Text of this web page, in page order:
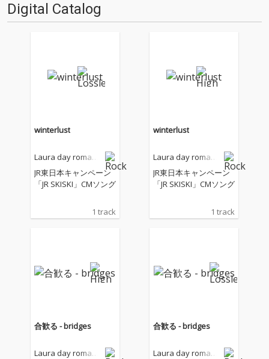
Digital Catalog
winterlust
Laura day romanc
JR東日本キャンペーン
「JR SKISKI」CMソング
1 track
winterlust
Laura day romanc
JR東日本キャンペーン
「JR SKISKI」CMソング
1 track
合歓る - bridges
Laura day romanc
合歓る - bridges
Laura day romanc